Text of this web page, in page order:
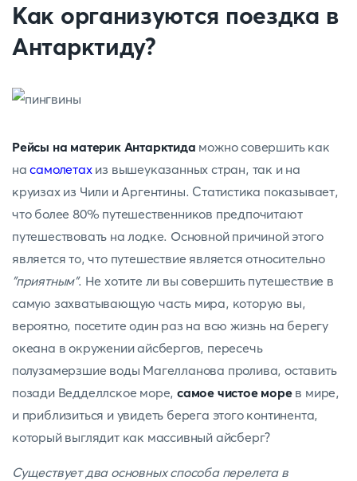
Как организуются поездка в
Антарктиду?
Рейсы на материк Антарктида можно совершить как
насамолетахиз вышеуказанных стран, так и на
круизах из Чили и Аргентины. Статистика показывает,
что более 80% путешественников предпочитают
путешествовать на лодке. Основной причиной этого
является то, что путешествие является относительно
"приятным". Не хотите ли вы совершить путешествие в
самую захватывающую часть мира, которую вы,
вероятно, посетите один раз на всю жизнь на берегу
океана в окружении айсбергов, пересечь
полузамерзшие воды Магелланова пролива, оставить
позади Ведделлское море,самое чистое морев мире,
и приблизиться и увидеть берега этого континента,
который выглядит как массивный айсберг?
Существует два основных способа перелета в